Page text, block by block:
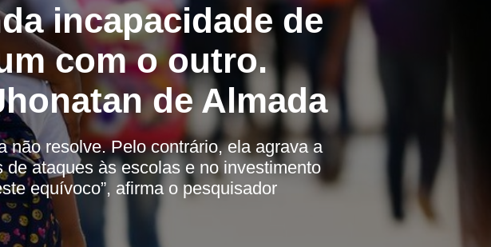
incapacidade de
com o outro.
de Almada
não resolve. Pelo contrário, ela agrava a
ataques às escolas e no investimento
equívoco”, afirma o pesquisador